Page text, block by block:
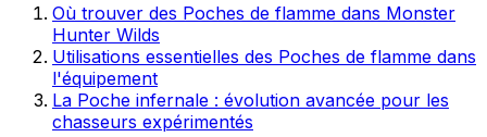
Où trouver des Poches de flamme dans Monster
Hunter Wilds
Utilisations essentielles des Poches de flamme dans
l'équipement
La Poche infernale : évolution avancée pour les
chasseurs expérimentés